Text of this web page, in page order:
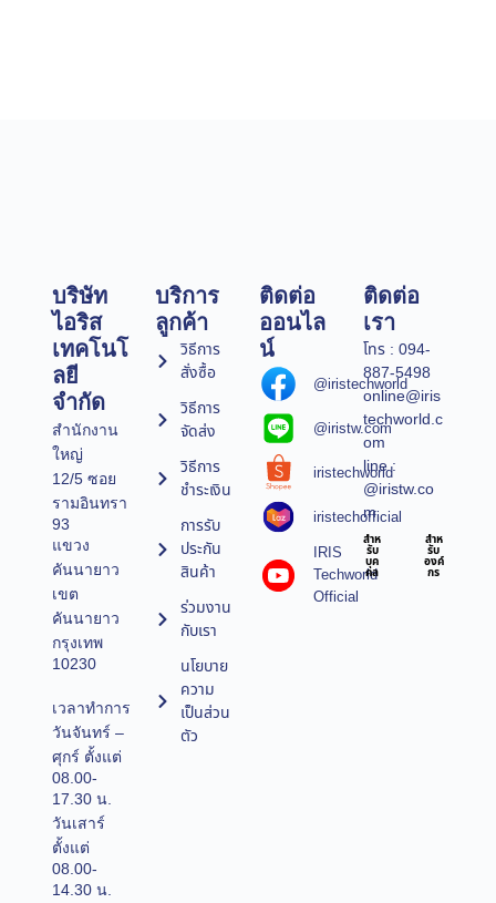
บริษัท
ไอริส
เทคโนโ
ลยี
จำกัด
สำนักงาน
ใหญ่
12/5 ซอย
รามอินทรา
93
แขวง
คันนายาว
เขต
คันนายาว
กรุงเทพ
10230
เวลาทำการ
วันจันทร์ –
ศุกร์ ตั้งแต่
08.00-
17.30 น.
วันเสาร์
ตั้งแต่
08.00-
14.30 น.
บริการ
ลูกค้า
วิธีการ
สั่งซื้อ
วิธีการ
จัดส่ง
วิธีการ
ชำระเงิน
การรับ
ประกัน
สินค้า
ร่วมงาน
กับเรา
นโยบาย
ความ
เป็นส่วน
ตัว
ติดต่อ
ออนไล
น์
@iristechworld
@iristw.com
iristechworld
iristechofficial
IRIS
Techworld
Official
ติดต่อ
เรา
โทร : 094-
887-5498
online@iris
techworld.c
om
line :
@iristw.co
m
สำห
รับ
บุค
คล
สำห
รับ
องค์
กร